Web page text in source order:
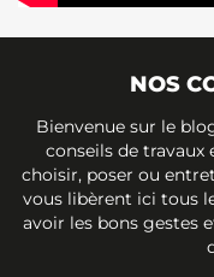
NOS
Bienvenue sur le
conseils de travaux
choisir, poser ou
vous libèrent ici tous
avoir les bons gestes